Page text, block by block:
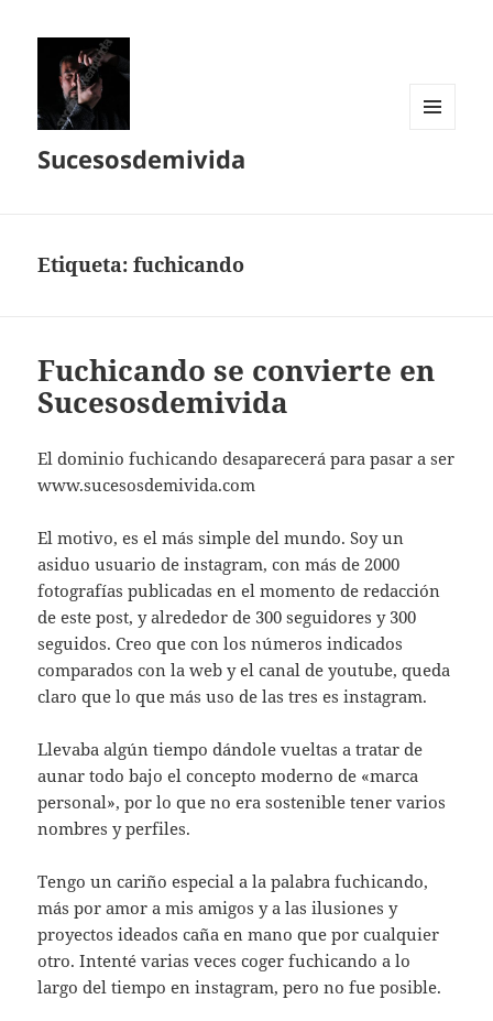
Sucesosdemivida
Etiqueta:fuchicando
Fuchicando se convierte en
Sucesosdemivida
El dominio fuchicando desaparecerá para pasar a ser
www.sucesosdemivida.com
El motivo, es el más simple del mundo. Soy un
asiduo usuario de instagram, con más de 2000
fotografías publicadas en el momento de redacción
de este post, y alrededor de 300 seguidores y 300
seguidos. Creo que con los números indicados
comparados con la web y el canal de youtube, queda
claro que lo que más uso de las tres es instagram.
Llevaba algún tiempo dándole vueltas a tratar de
aunar todo bajo el concepto moderno de «marca
personal», por lo que no era sostenible tener varios
nombres y perfiles.
Tengo un cariño especial a la palabra fuchicando,
más por amor a mis amigos y a las ilusiones y
proyectos ideados caña en mano que por cualquier
otro. Intenté varias veces coger fuchicando a lo
largo del tiempo en instagram, pero no fue posible.